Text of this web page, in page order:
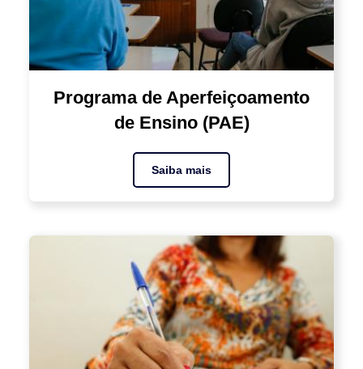
Programa de Aperfeiçoamento
de Ensino (PAE)
Saiba mais